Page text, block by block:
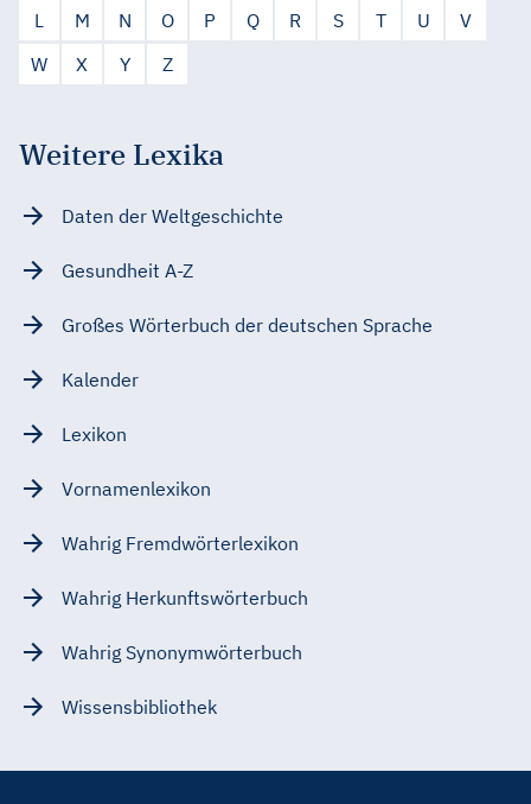
L
M N O P Q R S T U
V
W
X Y Z
Weitere Lexika
Daten der Weltgeschichte
Gesundheit A-Z
Großes Wörterbuch der deutschen Sprache
Kalender
Lexikon
Vornamenlexikon
Wahrig Fremdwörterlexikon
Wahrig Herkunftswörterbuch
Wahrig Synonymwörterbuch
Wissensbibliothek